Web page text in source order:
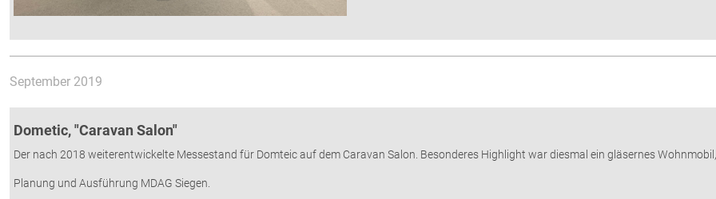
September 2019
Dometic, "Caravan Salon"
Der nach 2018 weiterentwickelte Messestand für Domteic auf dem Caravan Salon. Besonderes Highlight war diesmal ein gläsernes
Planung und Ausführung MDAG Siegen.